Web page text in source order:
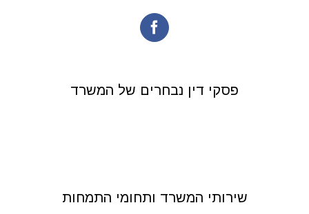
פסקי דין נבחרים של המשרד
שירותי המשרד ותחומי התמחות